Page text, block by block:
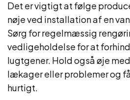
Det er vigtigt at følge
nøje ved installation af en
Sørg for regelmæssig
vedligeholdelse for at
lugtgener. Hold også øje
lækager eller problemer og
hurtigt.